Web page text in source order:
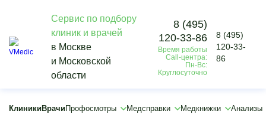
Сервис по подбору
клиник и врачей
в Москве
и Московской
области
8 (495)
120-33-86
Время работы
Call-центра:
Пн-Вс:
Круглосуточно
8 (495)
120-33-
86
Клиники Врачи Профосмотры Медсправки Медкнижки Анализы
Vmedic
Медицинские справки
Медицинская справка для охранников (форма 002-ЧО/у)
Алексеевская